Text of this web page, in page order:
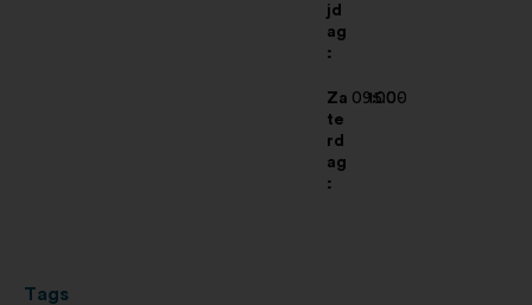
jd
ag
:
Za
te
rd
ag
:
09:00-
15:00
Tags